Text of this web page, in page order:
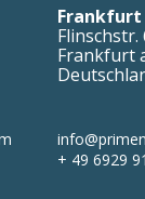
Frankfurt
Flinschstr.
Frankfurt
+ 49 6929